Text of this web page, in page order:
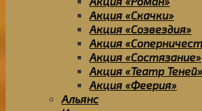
Акция «Скачки»
Акция «Созвездия»
Акция
Акция «Состязание»
Акция «Театр Теней»
Акция «Феерия»
Альянс